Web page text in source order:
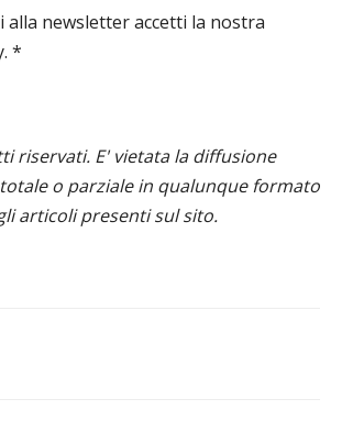
alla newsletter accetti la nostra
*
riservati. E' vietata la diffusione
o parziale in qualunque formato
articoli presenti sul sito.